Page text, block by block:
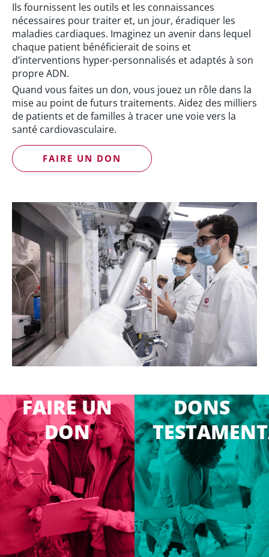
Ils fournissent les outils et les connaissances
nécessaires pour traiter et, un jour, éradiquer les
maladies cardiaques. Imaginez un avenir dans lequel
chaque patient bénéficierait de soins et
d’interventions hyper-personnalisés et adaptés à son
propre ADN.
Quand vous faites un don, vous jouez un rôle dans la
mise au point de futurs traitements. Aidez des milliers
de patients et de familles à tracer une voie vers la
santé cardiovasculaire.
FAIRE UN DON
FAIREUN
DON
DONS